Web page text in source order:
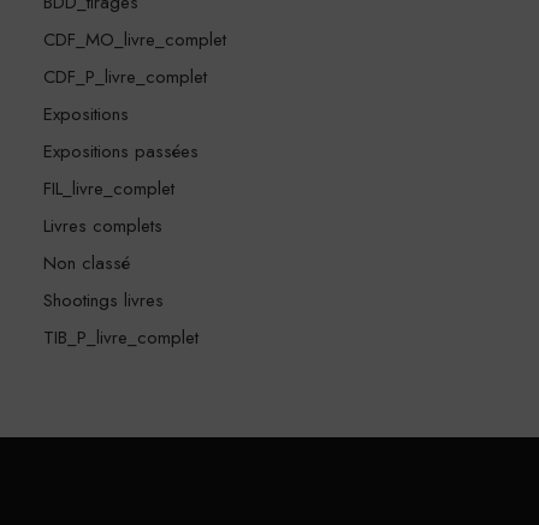
CDF_MO_livre_complet
CDF_P_livre_complet
Expositions
Expositions passées
FIL_livre_complet
Livres complets
Non classé
Shootings livres
TIB_P_livre_complet